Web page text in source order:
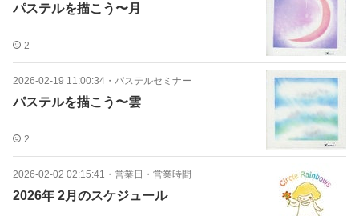
パステルを描こう〜月
2
2026-02-19 11:00:34 ・ パステルセミナー
パステルを描こう〜雲
2
2026-02-02 02:15:41 ・ 営業日・営業時間
2026年 2月のスケジュール